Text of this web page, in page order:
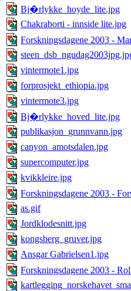
Bj�rlykke_hoyde_lite.jpg
Chakraborti - innside lite.jpg
Forskningsdagene 2003 -
vintermote1.jpg
forprosjekt_ethiopia.jpg
vintermote3.jpg
Bj�rlykke_hoved_lite.jpg
publikasjon_grunnvann.jpg
canyon_amotsdalen.jpg
supercomputer.jpg
kvikkleire.jpg
Forskningsdagene 2003 -
as.gif
Jordklodesnitt.jpg
kongsberg_gruver.jpg
Ansgar Gabrielsen1.jpg
Forskningsdagene 2003 -